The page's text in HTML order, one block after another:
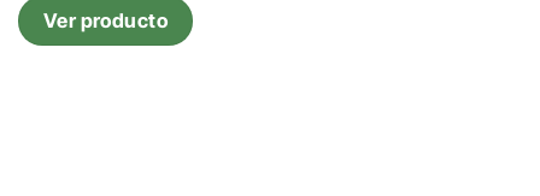
Ver producto